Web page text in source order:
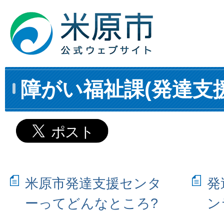
障がい福祉課(発達支
米原市発達支援センタ
ーってどんなところ?
発